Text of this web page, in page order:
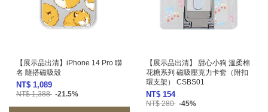
【展示品出清】iPhone 14 Pro 聯
名 隨搭磁吸殼
NT$ 1,089
NT$ 1,388 -21.5%
【展示品出清】 甜心小狗 溫柔棉
花糖系列 磁吸壓克力卡套（附扣
環支架） CSBS01
NT$ 154
NT$ 280 -45%